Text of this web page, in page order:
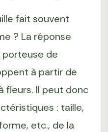
fait souvent
? La réponse
de
à partir de
fleurs. Il peut donc
: taille,
etc., de la